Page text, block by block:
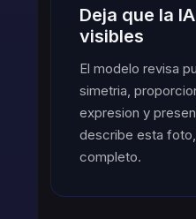
Deja que la
visibles
El modelo revisa
simetria,
expresion y
describe esta
completo.